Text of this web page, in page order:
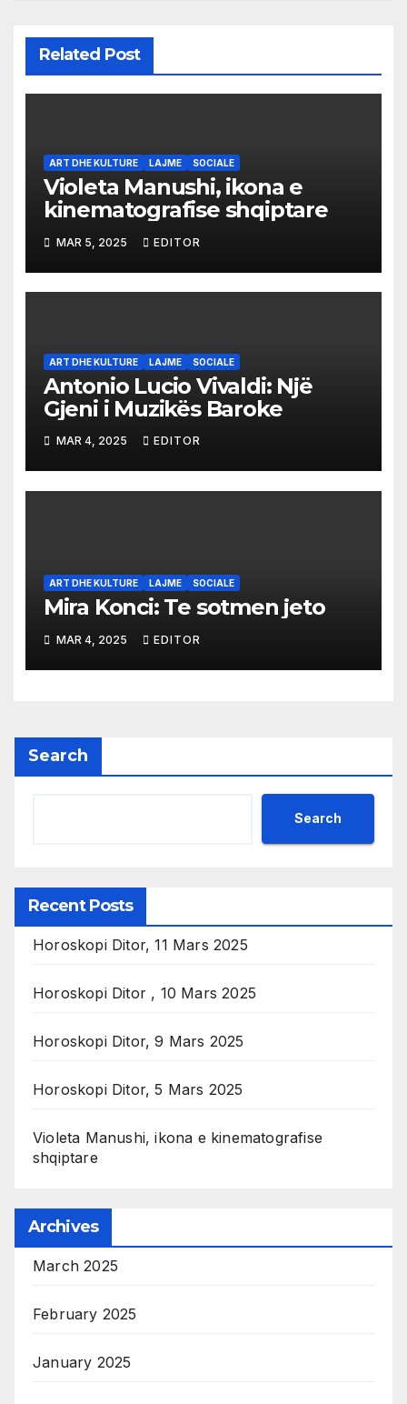
Related Post
ART DHE KULTURE LAJME SOCIALE
Violeta Manushi, ikona e
kinematografise shqiptare
MAR 5, 2025 EDITOR
ART DHE KULTURE LAJME SOCIALE
Antonio Lucio Vivaldi: Një
Gjeni i Muzikës Baroke
MAR 4, 2025 EDITOR
ART DHE KULTURE LAJME SOCIALE
Mira Konci: Te sotmen jeto
MAR 4, 2025 EDITOR
Search
Search
Recent Posts
Horoskopi Ditor, 11 Mars 2025
Horoskopi Ditor , 10 Mars 2025
Horoskopi Ditor, 9 Mars 2025
Horoskopi Ditor, 5 Mars 2025
Violeta Manushi, ikona e kinematografise
shqiptare
Archives
March 2025
February 2025
January 2025